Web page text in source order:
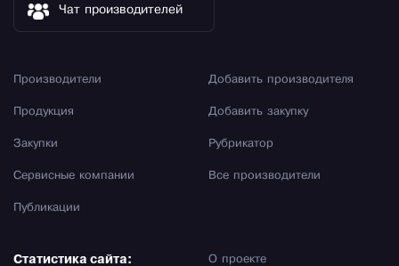
Чат производителей
Производители
Продукция
Закупки
Сервисные компании
Публикации
Добавить производителя
Добавить закупку
Рубрикатор
Все производители
О проекте
Статистика сайта: